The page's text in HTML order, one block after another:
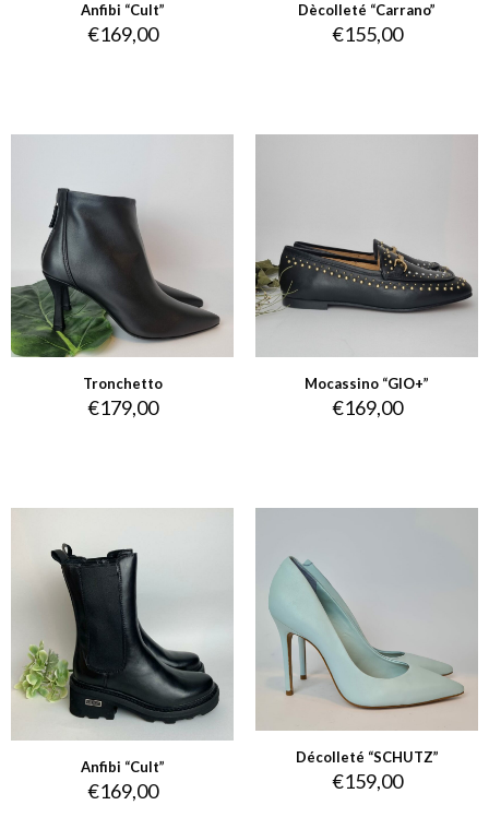
Anfibi “Cult”
€169,00
Dècolleté “Carrano”
€155,00
Tronchetto
€179,00
Mocassino “GIO+”
€169,00
Anfibi “Cult”
€169,00
Décolleté “SCHUTZ”
€159,00